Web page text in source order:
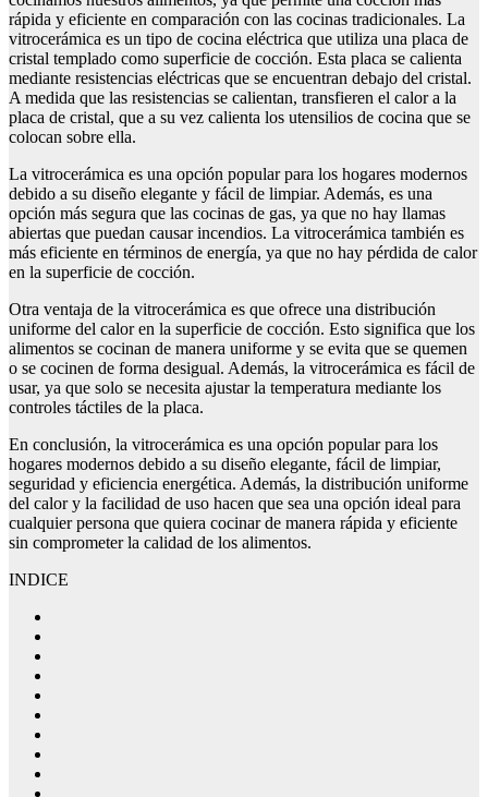
rápida y eficiente en comparación con las cocinas tradicionales. La
vitrocerámica es un tipo de cocina eléctrica que utiliza una placa de
cristal templado como superficie de cocción. Esta placa se calienta
mediante resistencias eléctricas que se encuentran debajo del cristal.
A medida que las resistencias se calientan, transfieren el calor a la
placa de cristal, que a su vez calienta los utensilios de cocina que se
colocan sobre ella.
La vitrocerámica es una opción popular para los hogares modernos
debido a su diseño elegante y fácil de limpiar. Además, es una
opción más segura que las cocinas de gas, ya que no hay llamas
abiertas que puedan causar incendios. La vitrocerámica también es
más eficiente en términos de energía, ya que no hay pérdida de calor
en la superficie de cocción.
Otra ventaja de la vitrocerámica es que ofrece una distribución
uniforme del calor en la superficie de cocción. Esto significa que los
alimentos se cocinan de manera uniforme y se evita que se quemen
o se cocinen de forma desigual. Además, la vitrocerámica es fácil de
usar, ya que solo se necesita ajustar la temperatura mediante los
controles táctiles de la placa.
En conclusión, la vitrocerámica es una opción popular para los
hogares modernos debido a su diseño elegante, fácil de limpiar,
seguridad y eficiencia energética. Además, la distribución uniforme
del calor y la facilidad de uso hacen que sea una opción ideal para
cualquier persona que quiera cocinar de manera rápida y eficiente
sin comprometer la calidad de los alimentos.
INDICE